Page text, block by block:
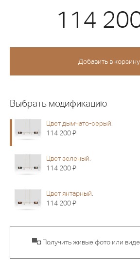
114
Выбрать модификацию
Цвет дымчато-серый.
114 200Я
Цвет зеленый.
114 200Я
Цвет янтарный.
114 200Я
▀◘ Получить живые фото или